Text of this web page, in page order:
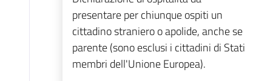
presentare per chiunque ospiti un
cittadino straniero o apolide, anche se
parente (sono esclusi i cittadini di Stati
membri dell'Unione Europea).